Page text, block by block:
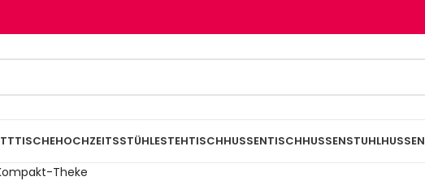
HOCHZEITSSTÜHLESTEHTISCHHUSSENTISCHHUSSENSTUHLHUSSEN
Theke